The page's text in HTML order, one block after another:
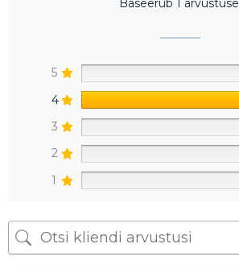
Baseerub 1 arvustusel
5
4
3
2
1